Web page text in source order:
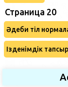
Страница 20
Әдеби тіл
Ізденімдік